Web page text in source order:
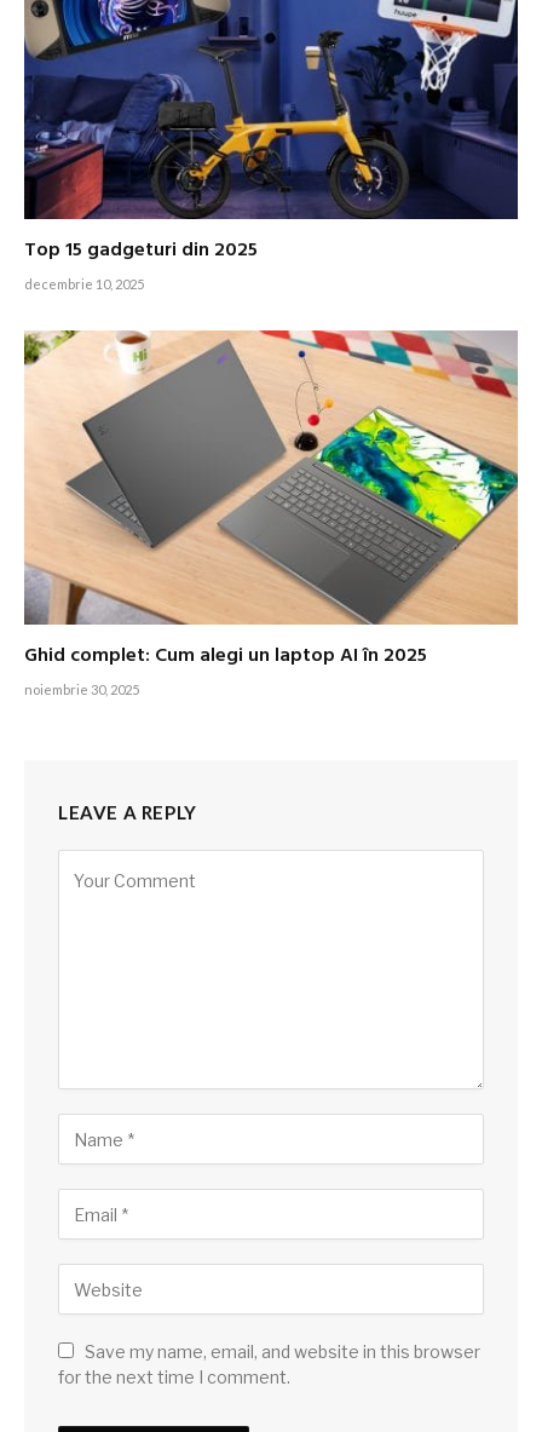
Top 15 gadgeturi din 2025
decembrie 10, 2025
Ghid complet: Cum alegi un laptop AI în 2025
noiembrie 30, 2025
LEAVE A REPLY
Save my name, email, and website in this browser
for the next time I comment.